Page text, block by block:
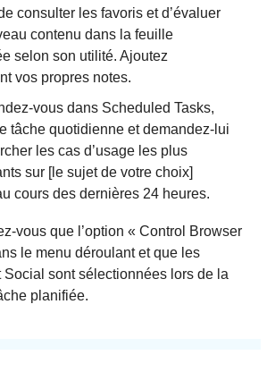
consulter les favoris et d’évaluer
contenu dans la feuille
selon son utilité. Ajoutez
vos propres notes.
vous dans Scheduled Tasks,
tâche quotidienne et demandez-lui
les cas d’usage les plus
sur [le sujet de votre choix]
cours des dernières 24 heures.
vous que l’option « Control Browser
le menu déroulant et que les
Social sont sélectionnées lors de la
planifiée.